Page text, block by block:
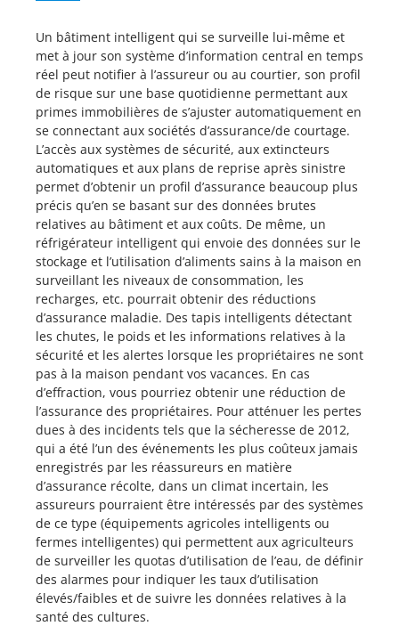
Un bâtiment intelligent qui se surveille lui-même et
met à jour son système d’information central en temps
réel peut notifier à l’assureur ou au courtier, son profil
de risque sur une base quotidienne permettant aux
primes immobilières de s’ajuster automatiquement en
se connectant aux sociétés d’assurance/de courtage.
L’accès aux systèmes de sécurité, aux extincteurs
automatiques et aux plans de reprise après sinistre
permet d’obtenir un profil d’assurance beaucoup plus
précis qu’en se basant sur des données brutes
relatives au bâtiment et aux coûts. De même, un
réfrigérateur intelligent qui envoie des données sur le
stockage et l’utilisation d’aliments sains à la maison en
surveillant les niveaux de consommation, les
recharges, etc. pourrait obtenir des réductions
d’assurance maladie. Des tapis intelligents détectant
les chutes, le poids et les informations relatives à la
sécurité et les alertes lorsque les propriétaires ne sont
pas à la maison pendant vos vacances. En cas
d’effraction, vous pourriez obtenir une réduction de
l’assurance des propriétaires. Pour atténuer les pertes
dues à des incidents tels que la sécheresse de 2012,
qui a été l’un des événements les plus coûteux jamais
enregistrés par les réassureurs en matière
d’assurance récolte, dans un climat incertain, les
assureurs pourraient être intéressés par des systèmes
de ce type (équipements agricoles intelligents ou
fermes intelligentes) qui permettent aux agriculteurs
de surveiller les quotas d’utilisation de l’eau, de définir
des alarmes pour indiquer les taux d’utilisation
élevés/faibles et de suivre les données relatives à la
santé des cultures.